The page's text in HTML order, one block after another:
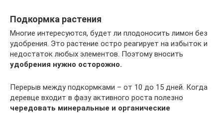
Подкормка растения
Многие интересуются, будет ли плодоносить лимон без
удобрения. Это растение остро реагирует на избыток и
недостаток любых элементов. Поэтому вносить
удобрения нужно осторожно.
Перерыв между подкормками – от 10 до 15 дней. Когда
деревце входит в фазу активного роста полезно
чередовать минеральные и органические